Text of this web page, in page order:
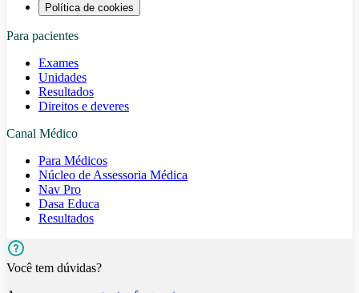
Política de cookies
Para pacientes
Exames
Unidades
Resultados
Direitos e deveres
Canal Médico
Para Médicos
Núcleo de Assessoria Médica
Nav Pro
Dasa Educa
Resultados
Você tem dúvidas?